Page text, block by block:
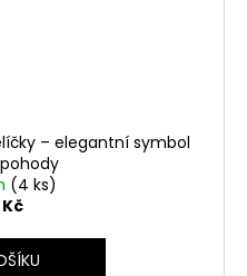
– elegantní symbol
(4 ks)
Kč